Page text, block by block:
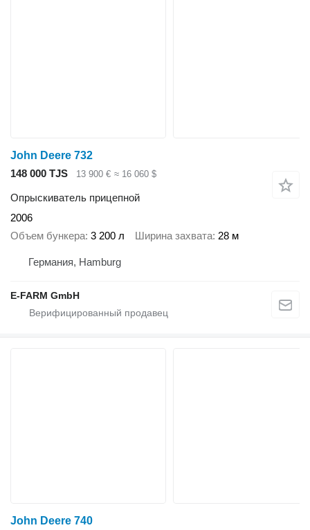
John Deere 732
148 000 TJS
13 900 € ≈ 16 060 $
Опрыскиватель прицепной
2006
Объем бункера 3 200 л Ширина захвата 28 м
Германия, Hamburg
E-FARM GmbH
John Deere 740